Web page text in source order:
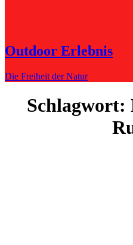
Outdoor Erlebnis
Die Freiheit der Natur
Schlagwort: